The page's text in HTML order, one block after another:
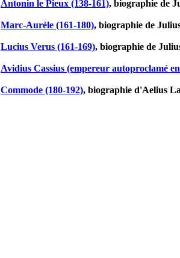
Antonin le Pieux (138-161), biographie de
Marc-Aurèle (161-180), biographie de
Lucius Verus (161-169), biographie de
Avidius Cassius (empereur autoproclamé
Commode (180-192), biographie d'Aelius